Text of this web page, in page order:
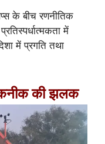
के बीच रणनीतिक
में
में प्रगति तथा
की झलक